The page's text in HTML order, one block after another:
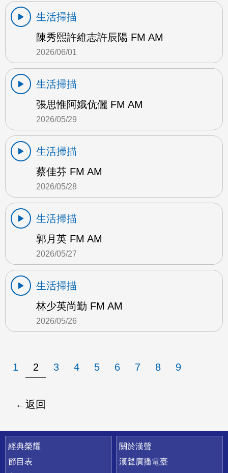
生活掃描
陳秀熙許維志許辰陽 FM AM
2026/06/01
生活掃描
張思惟阿娥伉儷 FM AM
2026/05/29
生活掃描
蔡佳芬 FM AM
2026/05/28
生活掃描
郭月英 FM AM
2026/05/27
生活掃描
林少英尚勤 FM AM
2026/05/26
1 2 3 4 5 6 7 8 9
返回
快速連結
經典榮耀
節目表
關於漢聲
漢聲廣播電臺